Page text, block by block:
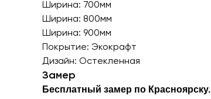
Ширина: 700мм
Ширина: 800мм
Ширина: 900мм
Покрытие: Экокрафт
Дизайн: Остекленная
Замер
Бесплатный замер по Красноярску.